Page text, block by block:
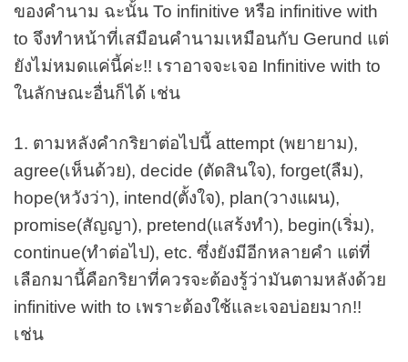
ของคำนาม ฉะนั้น To infinitive หรือ infinitive with
to จึงทำหน้าที่เสมือนคำนามเหมือนกับ Gerund แต่
ยังไม่หมดแค่นี้ค่ะ!! เราอาจจะเจอ Infinitive with to
ในลักษณะอื่นก็ได้ เช่น
1. ตามหลังคำกริยาต่อไปนี้ attempt (พยายาม),
agree(เห็นด้วย), decide (ตัดสินใจ), forget(ลืม),
hope(หวังว่า), intend(ตั้งใจ), plan(วางแผน),
promise(สัญญา), pretend(แสร้งทำ), begin(เริ่ม),
continue(ทำต่อไป), etc. ซึ่งยังมีอีกหลายคำ แต่ที่
เลือกมานี้คือกริยาที่ควรจะต้องรู้ว่ามันตามหลังด้วย
infinitive with to เพราะต้องใช้และเจอบ่อยมาก!!
เช่น